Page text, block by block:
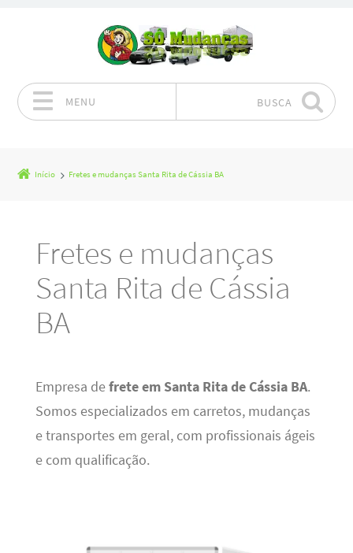
MENU BUSCA
Início Fretes e mudanças Santa Rita de Cássia BA
Fretes e mudanças
Santa Rita de Cássia
BA
Empresa defrete em Santa Rita de Cássia BA.
Somos especializados em carretos, mudanças
e transportes em geral, com profissionais ágeis
e com qualificação.